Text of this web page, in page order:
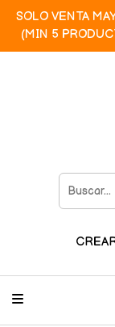
SOLO VENTA
(MIN 5